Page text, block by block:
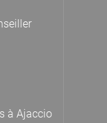
à Ajaccio